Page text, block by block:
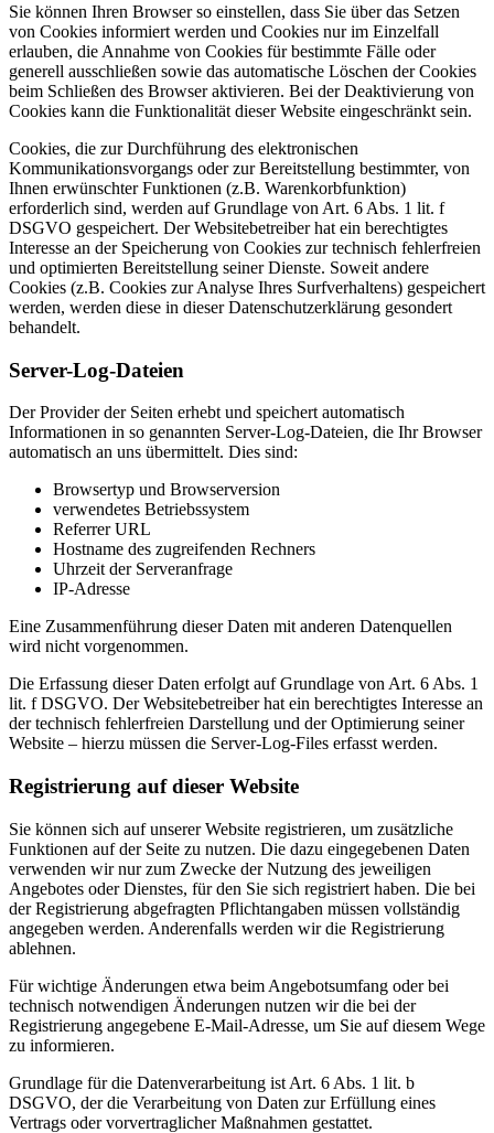
Sie können Ihren Browser so einstellen, dass Sie über das Setzen
von Cookies informiert werden und Cookies nur im Einzelfall
erlauben, die Annahme von Cookies für bestimmte Fälle oder
generell ausschließen sowie das automatische Löschen der Cookies
beim Schließen des Browser aktivieren. Bei der Deaktivierung von
Cookies kann die Funktionalität dieser Website eingeschränkt sein.
Cookies, die zur Durchführung des elektronischen
Kommunikationsvorgangs oder zur Bereitstellung bestimmter, von
Ihnen erwünschter Funktionen (z.B. Warenkorbfunktion)
erforderlich sind, werden auf Grundlage von Art. 6 Abs. 1 lit. f
DSGVO gespeichert. Der Websitebetreiber hat ein berechtigtes
Interesse an der Speicherung von Cookies zur technisch fehlerfreien
und optimierten Bereitstellung seiner Dienste. Soweit andere
Cookies (z.B. Cookies zur Analyse Ihres Surfverhaltens) gespeichert
werden, werden diese in dieser Datenschutzerklärung gesondert
behandelt.
Server-Log-Dateien
Der Provider der Seiten erhebt und speichert automatisch
Informationen in so genannten Server-Log-Dateien, die Ihr Browser
automatisch an uns übermittelt. Dies sind:
Browsertyp und Browserversion
verwendetes Betriebssystem
Referrer URL
Hostname des zugreifenden Rechners
Uhrzeit der Serveranfrage
IP-Adresse
Eine Zusammenführung dieser Daten mit anderen Datenquellen
wird nicht vorgenommen.
Die Erfassung dieser Daten erfolgt auf Grundlage von Art. 6 Abs. 1
lit. f DSGVO. Der Websitebetreiber hat ein berechtigtes Interesse an
der technisch fehlerfreien Darstellung und der Optimierung seiner
Website – hierzu müssen die Server-Log-Files erfasst werden.
Registrierung auf dieser Website
Sie können sich auf unserer Website registrieren, um zusätzliche
Funktionen auf der Seite zu nutzen. Die dazu eingegebenen Daten
verwenden wir nur zum Zwecke der Nutzung des jeweiligen
Angebotes oder Dienstes, für den Sie sich registriert haben. Die bei
der Registrierung abgefragten Pflichtangaben müssen vollständig
angegeben werden. Anderenfalls werden wir die Registrierung
ablehnen.
Für wichtige Änderungen etwa beim Angebotsumfang oder bei
technisch notwendigen Änderungen nutzen wir die bei der
Registrierung angegebene E-Mail-Adresse, um Sie auf diesem Wege
zu informieren.
Grundlage für die Datenverarbeitung ist Art. 6 Abs. 1 lit. b
DSGVO, der die Verarbeitung von Daten zur Erfüllung eines
Vertrags oder vorvertraglicher Maßnahmen gestattet.